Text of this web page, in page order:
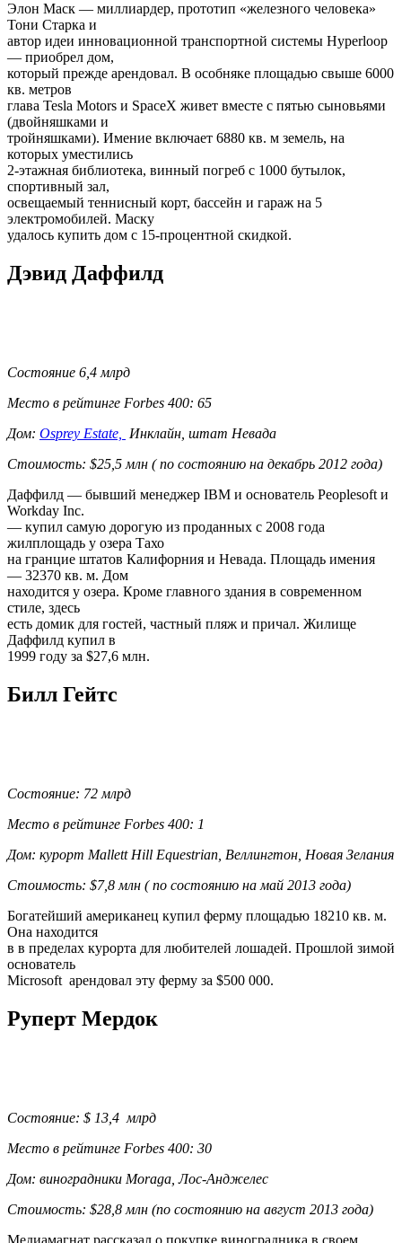
Элон Маск — миллиардер, прототип «железного человека»
Тони Старка и
автор идеи инновационной транспортной системы Hyperloop
— приобрел дом,
который прежде арендовал. В особняке площадью свыше 6000
кв. метров
глава Tesla Motors и SpaceX живет вместе с пятью сыновьями
(двойняшками и
тройняшками). Имение включает 6880 кв. м земель, на
которых уместились
2-этажная библиотека, винный погреб с 1000 бутылок,
спортивный зал,
освещаемый теннисный корт, бассейн и гараж на 5
электромобилей. Маску
удалось купить дом с 15-процентной скидкой.
Дэвид Даффилд
Состояние 6,4 млрд
Место в рейтинге Forbes 400: 65
Дом: Osprey Estate,
Инклайн, штат Невада
Стоимость: $25,5 млн ( по состоянию на декабрь 2012 года)
Даффилд — бывший менеджер IBM и основатель Peoplesoft и
Workday Inc.
— купил самую дорогую из проданных с 2008 года
жилплощадь у озера Тахо
на гранцие штатов Калифорния и Невада. Площадь имения
— 32370 кв. м. Дом
находится у озера. Кроме главного здания в современном
стиле, здесь
есть домик для гостей, частный пляж и причал. Жилище
Даффилд купил в
1999 году за $27,6 млн.
Билл Гейтс
Состояние: 72 млрд
Место в рейтинге Forbes 400: 1
Дом: курорт Mallett Hill Equestrian, Веллингтон, Новая Зелания
Стоимость: $7,8 млн ( по состоянию на май 2013 года)
Богатейший американец купил ферму площадью 18210 кв. м.
Она находится
в в пределах курорта для любителей лошадей. Прошлой зимой
основатель
Microsoft арендовал эту ферму за $500 000.
Руперт Мердок
Состояние: $ 13,4 млрд
Место в рейтинге Forbes 400: 30
Дом: виноградники Moraga, Лос-Анджелес
Стоимость: $28,8 млн (по состоянию на август 2013 года)
Медиамагнат рассказал о покупке виноградника в своем